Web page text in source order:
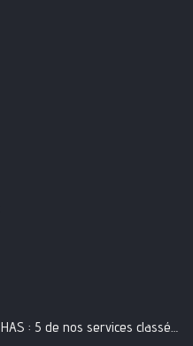
Evaluation HAS : 5 de nos services classés A